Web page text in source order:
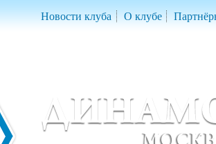
Новости клуба О клубе